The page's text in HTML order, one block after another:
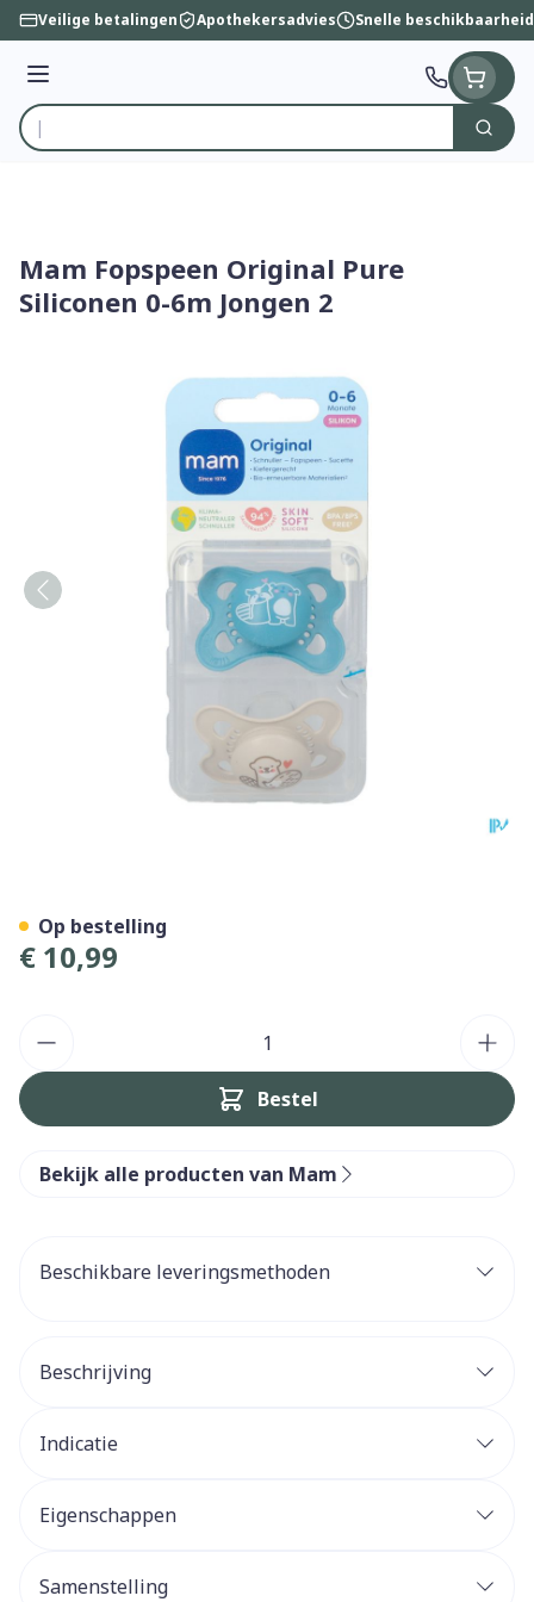
Ga naar de inhoud
Veilige betalingen Apothekersadvies Snelle beschikbaarheid
Menu
Product, merk, categorie...
Zoek
Mam Fopspeen Original Pure
Siliconen 0-6m Jongen 2
€ 10,99
Bestel
Op bestelling
Bekijk alle producten van Mam
Beschikbare leveringsmethoden
Beschrijving
Indicatie
Eigenschappen
Samenstelling